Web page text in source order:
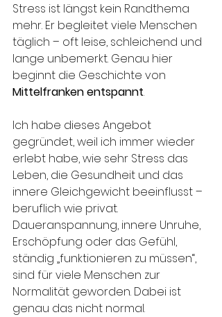
Stress ist längst kein Randthema
mehr. Er begleitet viele Menschen
täglich – oft leise, schleichend und
lange unbemerkt. Genau hier
beginnt die Geschichte von
Mittelfranken entspannt.
Ich habe dieses Angebot
gegründet, weil ich immer wieder
erlebt habe, wie sehr Stress das
Leben, die Gesundheit und das
innere Gleichgewicht beeinflusst –
beruflich wie privat.
Daueranspannung, innere Unruhe,
Erschöpfung oder das Gefühl,
ständig „funktionieren zu müssen“,
sind für viele Menschen zur
Normalität geworden. Dabei ist
genau das nicht normal.